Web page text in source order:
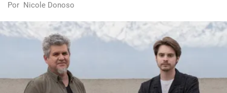
Por Nicole Donoso